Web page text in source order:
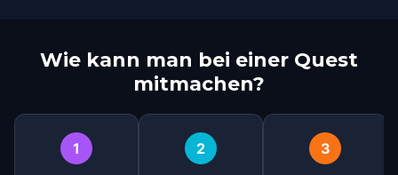
Wie kann man bei einer Quest
mitmachen?
1 2 3